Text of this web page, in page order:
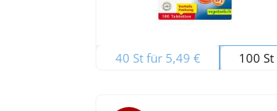
40 St für 5,49 € 100